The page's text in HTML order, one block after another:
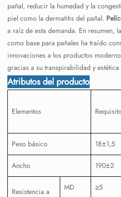
pañal, reducir la humedad y la
piel como la dermatitis del pañal.
a raíz de esta demanda. En resumen,
como base para pañales ha traído
innovaciones a los productos
gracias a su transpirabilidad y estética
Atributos del producto
Elementos Requisito
Peso básico 18±1,5
Ancho 190±2
Resistencia a
MD ≥5